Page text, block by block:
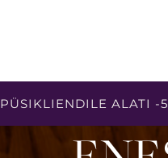
PÜSIKLIENDILE ALATI -